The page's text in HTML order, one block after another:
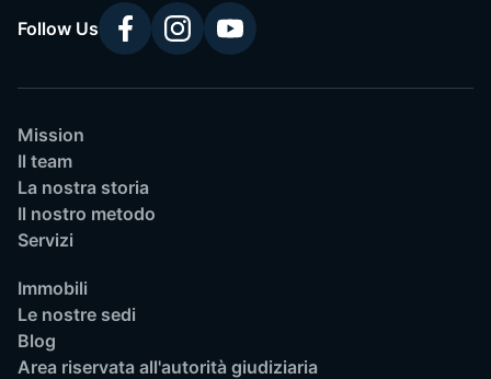
Follow Us
Mission
Il team
La nostra storia
Il nostro metodo
Servizi
Immobili
Le nostre sedi
Blog
Area riservata all'autorità giudiziaria